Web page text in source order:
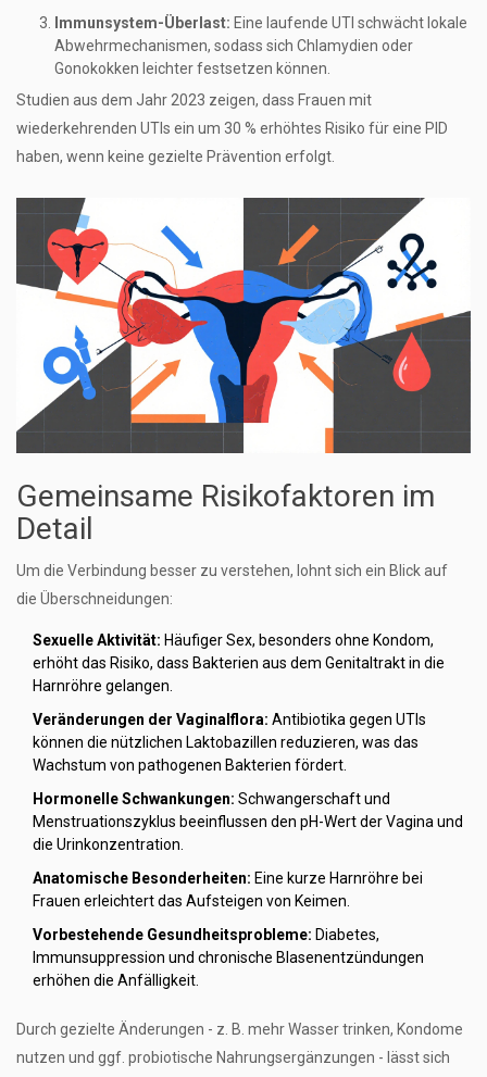
Immunsystem-Überlast: Eine laufende UTI schwächt lokale
Abwehrmechanismen, sodass sich Chlamydien oder
Gonokokken leichter festsetzen können.
Studien aus dem Jahr 2023 zeigen, dass Frauen mit
wiederkehrenden UTIs ein um 30 % erhöhtes Risiko für eine PID
haben, wenn keine gezielte Prävention erfolgt.
Gemeinsame Risikofaktoren im
Detail
Um die Verbindung besser zu verstehen, lohnt sich ein Blick auf
die Überschneidungen:
Sexuelle Aktivität: Häufiger Sex, besonders ohne Kondom,
erhöht das Risiko, dass Bakterien aus dem Genitaltrakt in die
Harnröhre gelangen.
Veränderungen der Vaginalflora: Antibiotika gegen UTIs
können die nützlichen Laktobazillen reduzieren, was das
Wachstum von pathogenen Bakterien fördert.
Hormonelle Schwankungen: Schwangerschaft und
Menstruationszyklus beeinflussen den pH-Wert der Vagina und
die Urinkonzentration.
Anatomische Besonderheiten: Eine kurze Harnröhre bei
Frauen erleichtert das Aufsteigen von Keimen.
Vorbestehende Gesundheitsprobleme: Diabetes,
Immunsuppression und chronische Blasenentzündungen
erhöhen die Anfälligkeit.
Durch gezielte Änderungen - z. B. mehr Wasser trinken, Kondome
nutzen und ggf. probiotische Nahrungsergänzungen - lässt sich